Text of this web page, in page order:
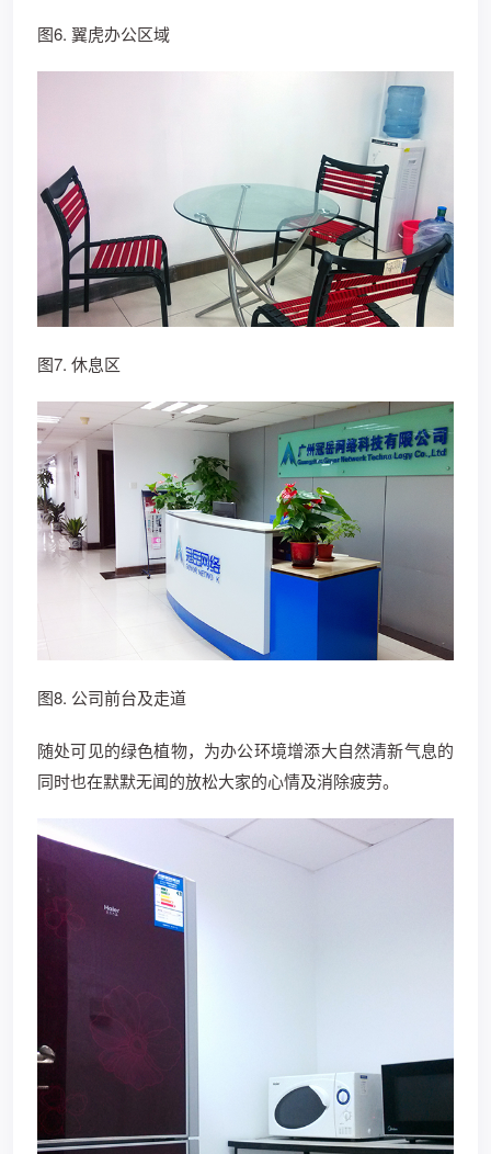
图6. 翼虎办公区域
图7. 休息区
图8. 公司前台及走道
随处可见的绿色植物，为办公环境增添大自然清新气息的
同时也在默默无闻的放松大家的心情及消除疲劳。